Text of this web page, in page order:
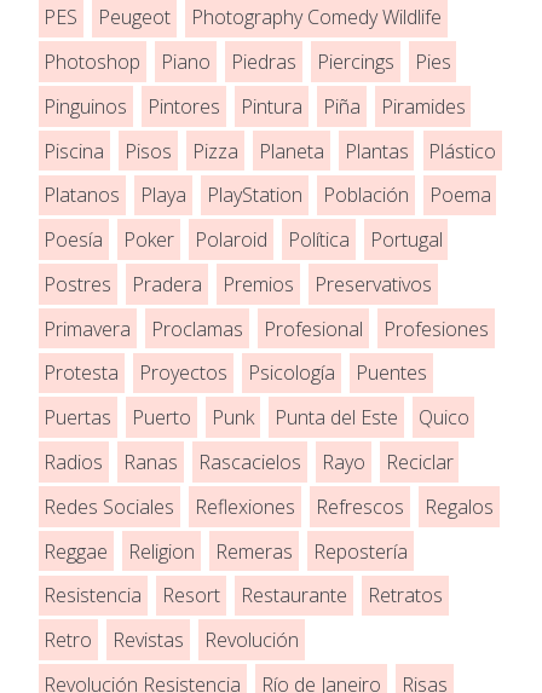
PES
Peugeot
Photography Comedy Wildlife
Photoshop
Piano Piedras Piercings
Pies
Pinguinos
Pintores Pintura Piña
Piramides
Piscina
Pisos Pizza Planeta Plantas
Plástico
Platanos
Playa PlayStation Población
Poema
Poesía
Poker Polaroid Política
Portugal
Postres
Pradera Premios
Preservativos
Primavera
Proclamas Profesional
Profesiones
Protesta
Proyectos Psicología
Puentes
Puertas
Puerto Punk Punta del Este
Quico
Radios
Ranas Rascacielos Rayo
Reciclar
Redes Sociales
Reflexiones Refrescos
Regalos
Reggae
Religion Remeras
Repostería
Resistencia
Resort Restaurante
Retratos
Retro
Revistas
Revolución
Revolución Resistencia
Río de Janeiro Risas